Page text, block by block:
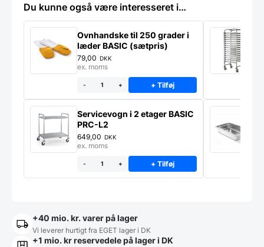
Du kunne også være interesseret i…
Ovnhandske til 250 grader i
læder BASIC (sætpris)
79,00 DKK
ex. moms
- + + Tilføj
Servicevogn i 2 etager BASIC
PRC-L2
649,00 DKK
ex. moms
- + + Tilføj
+40 mio. kr. varer på lager
Vi leverer hurtigt fra EGET lager i DK
+1 mio. kr reservedele på lager i DK